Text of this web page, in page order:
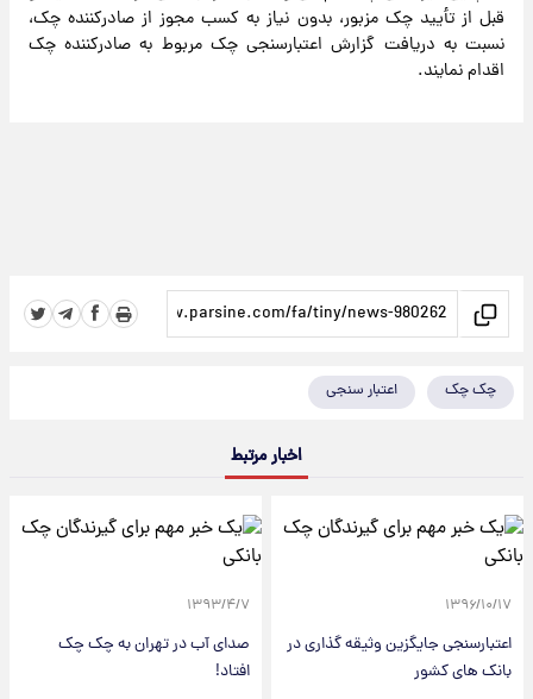
قبل از تأیید چک مزبور، بدون نیاز به کسب مجوز از صادرکننده چک،
نسبت به دریافت گزارش اعتبارسنجی چک مربوط به صادرکننده چک
اقدام نمایند.
چک چک اعتبار سنجی
اخبار مرتبط
۱۳۹۶/۱۰/۱۷
اعتبارسنجی جایگزین وثیقه گذاری در
بانک های کشور
۱۳۹۳/۴/۷
صدای آب در تهران به چک چک
افتاد!